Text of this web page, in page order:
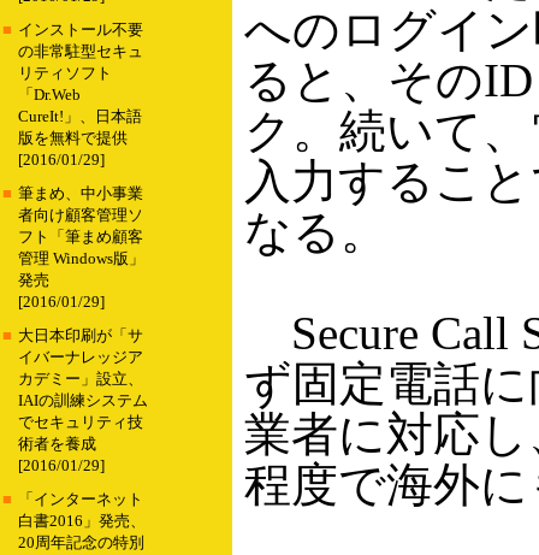
■ インストール不要
の非常駐型セキュ
リティソフト
「Dr.Web
CureIt!」、日本語
版を無料で提供
[2016/01/29]
■ 筆まめ、中小事業
者向け顧客管理ソ
フト「筆まめ顧客
管理 Windows版」
発売
[2016/01/29]
■ 大日本印刷が「サ
イバーナレッジア
カデミー」設立、
IAIの訓練システム
でセキュリティ技
術者を養成
[2016/01/29]
■
「インターネット
白書2016」発売、
20周年記念の特別
へのログイ
ると、その
ク。続いて
入力するこ
なる。
Secure Call
ず固定電話
業者に対応
程度で海外